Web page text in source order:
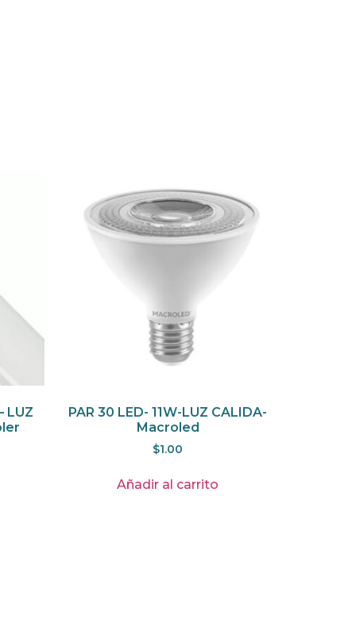
LUZ
PAR 30 LED- 11W-LUZ CALIDA-
Macroled
$1.00
Añadir al carrito